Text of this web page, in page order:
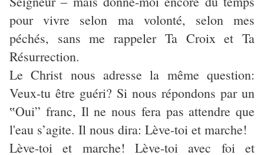
pour vivre selon ma volonté, selon mes
péchés, sans me rappeler Ta Croix et Ta
Résurrection.
Le Christ nous adresse la même question:
Veux-tu être guéri? Si nous répondons par un
‟Oui” franc, Il ne nous fera pas attendre que
l'eau s’agite. Il nous dira: Lève-toi et marche!
Lève-toi et marche! Lève-toi avec foi et